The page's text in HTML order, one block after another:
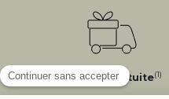
LivraisonGratuite(1)